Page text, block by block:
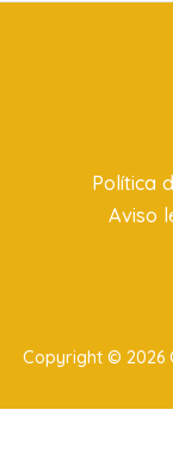
Política
Aviso
Copyright © 2026